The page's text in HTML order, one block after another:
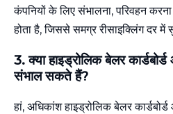
कंपनियों के लिए संभालना, परिवहन
होता है, जिससे समग्र रीसाइक्लिंग दर में
3. क्या हाइड्रोलिक बेलर
संभाल सकते हैं?
हां, अधिकांश हाइड्रोलिक बेलर